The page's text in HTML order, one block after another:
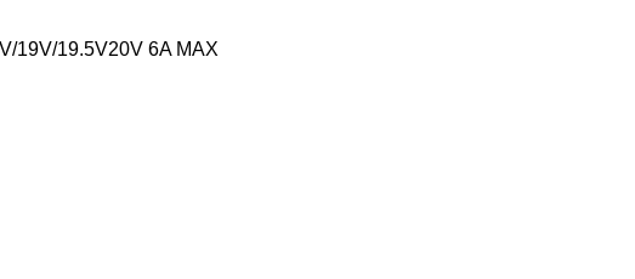
19V/19.5V20V 6A MAX